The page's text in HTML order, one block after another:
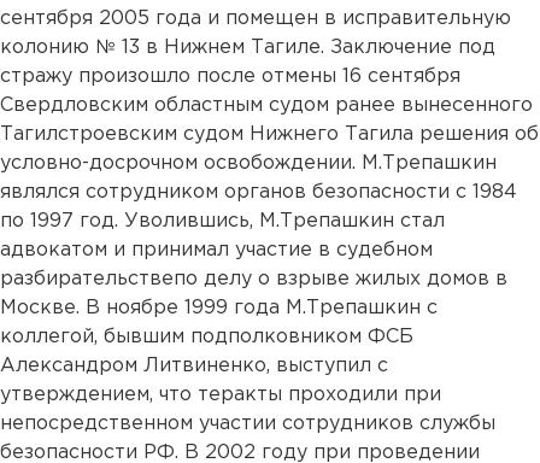
сентября 2005 года и помещен в исправительную
колонию № 13 в Нижнем Тагиле. Заключение под
стражу произошло после отмены 16 сентября
Свердловским областным судом ранее вынесенного
Тагилстроевским судом Нижнего Тагила решения об
условно-досрочном освобождении. М.Трепашкин
являлся сотрудником органов безопасности с 1984
по 1997 год. Уволившись, М.Трепашкин стал
адвокатом и принимал участие в судебном
разбирательствепо делу о взрыве жилых домов в
Москве. В ноябре 1999 года М.Трепашкин с
коллегой, бывшим подполковником ФСБ
Александром Литвиненко, выступил с
утверждением, что теракты проходили при
непосредственном участии сотрудников службы
безопасности РФ. В 2002 году при проведении